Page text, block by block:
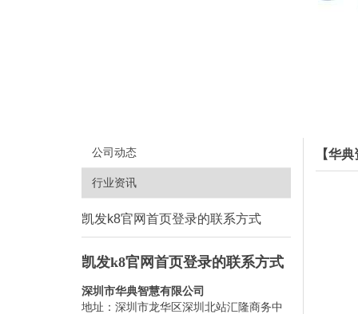
公司动态
行业资讯
凯发k8官网首页登录的联系方式
凯发k8官网首页登录的联系方式
深圳市华典智慧有限公司
地址：深圳市龙华区深圳北站汇隆商务中
【华